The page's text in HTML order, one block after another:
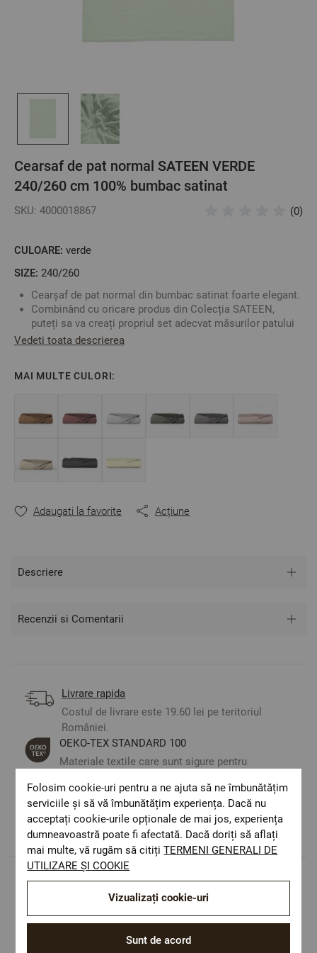
Cearsaf de pat normal SATEEN VERDE
240/260 cm 100% bumbac satinat
SKU: 4000018867 (0)
CULOARE: verde
SIZE: 240/260
Cearșaf de pat normal din bumbac satinat foarte elegant.
Combinând cu oricare produs din Colecția SATEEN,
puteți sa va creați propriul set adecvat măsurilor patului
dumneavoastră dând o notă extrem de distinsă și
spălat.
Mărime: 240/260 cm
Vedeti toata descrierea
MAI MULTE CULORI:
Adaugati la favorite Acțiune
Descriere
Recenzii si Comentarii
Livrare rapida
Costul de livrare este 19.60 lei pe teritoriul
României.
ОЕКО-ТЕX STANDARD 100
Materiale textile care sunt sigure pentru
Design autentic
Culori și imprimeuri pentru orice stil și
preferință.
Populare in aceasta categorie
Folosim cookie-uri pentru a ne ajuta să ne îmbunătățim
serviciile și să vă îmbunătățim experiența. Dacă nu
acceptați cookie-urile opționale de mai jos, experiența
dumneavoastră poate fi afectată. Dacă doriți să aflați
mai multe, vă rugăm să citițiTERMENI GENERALI DE
UTILIZARE ȘI COOKIE
Sunt de acord
Vizualizați cookie-uri